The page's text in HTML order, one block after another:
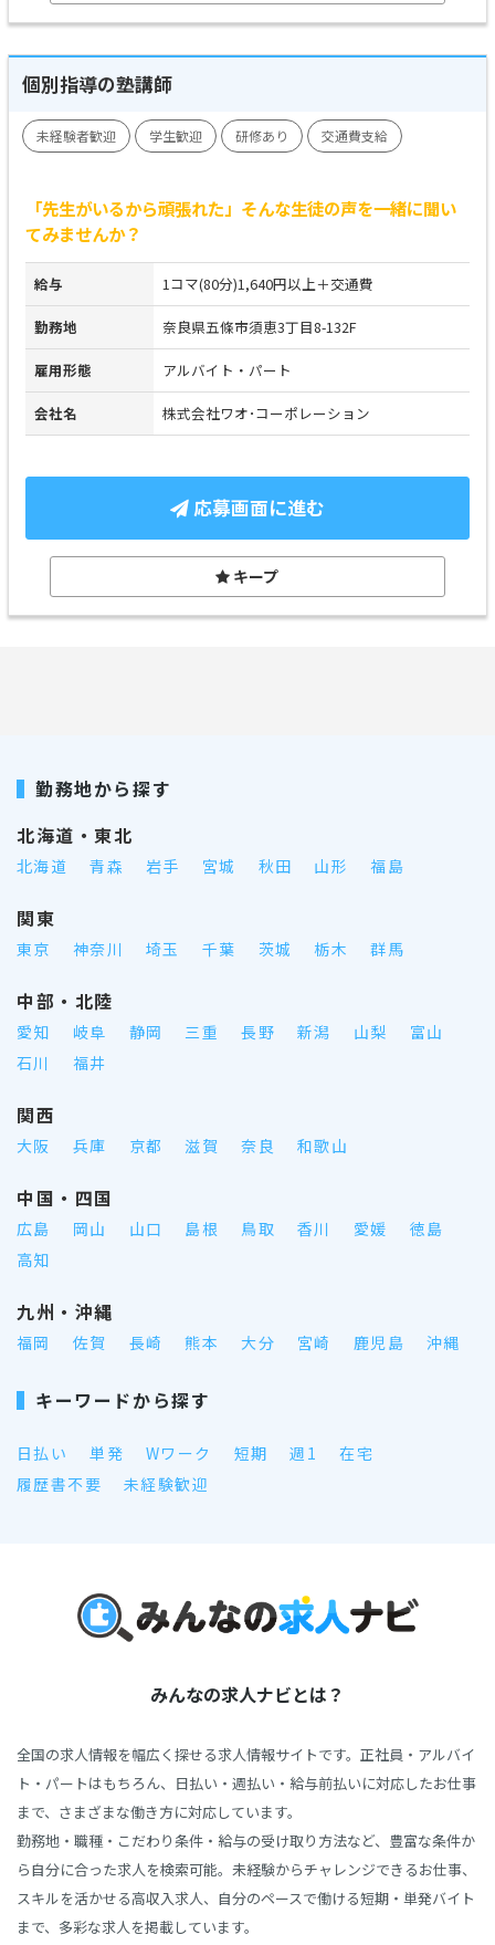
個別指導の塾講師
未経験者歓迎 学生歓迎 研修あり 交通費支給
「先生がいるから頑張れた」そんな生徒の声を一緒に聞い
てみませんか？
給与 1コマ(80分)1,640円以上＋交通費
勤務地 奈良県五條市須恵3丁目8-132F
雇用形態 アルバイト・パート
会社名 株式会社ワオ･コーポレーション
応募画面に進む
キープ
勤務地から探す
北海道・東北
北海道 青森 岩手 宮城 秋田 山形 福島
関東
東京 神奈川 埼玉 千葉 茨城 栃木 群馬
中部・北陸
愛知 岐阜 静岡 三重 長野 新潟 山梨
富山
石川
福井
関西
大阪 兵庫 京都 滋賀 奈良 和歌山
中国・四国
広島 岡山 山口 島根 鳥取 香川 愛媛
徳島
高知
九州・沖縄
福岡 佐賀 長崎 熊本 大分 宮崎 鹿児島 沖縄
キーワードから探す
日払い 単発 Wワーク 短期 週1
在宅
履歴書不要
未経験歓迎
みんなの求人ナビとは？
全国の求人情報を幅広く探せる求人情報サイトです。正社員・アルバイ
ト・パートはもちろん、日払い・週払い・給与前払いに対応したお仕事
まで、さまざまな働き方に対応しています。
勤務地・職種・こだわり条件・給与の受け取り方法など、豊富な条件か
ら自分に合った求人を検索可能。未経験からチャレンジできるお仕事、
スキルを活かせる高収入求人、自分のペースで働ける短期・単発バイト
まで、多彩な求人を掲載しています。